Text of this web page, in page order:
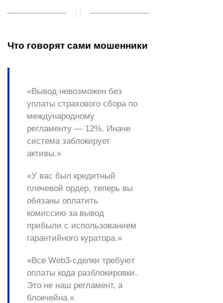
Что говорят сами мошенники
«Вывод невозможен без
уплаты страхового сбора по
международному
регламенту — 12%. Иначе
система заблокирует
активы.»
«У вас был кредитный
плечевой ордер, теперь вы
обязаны оплатить
комиссию за вывод
прибыли с использованием
гарантийного куратора.»
«Все Web3-сделки требуют
оплаты кода разблокировки.
Это не наш регламент, а
блокчейна.»